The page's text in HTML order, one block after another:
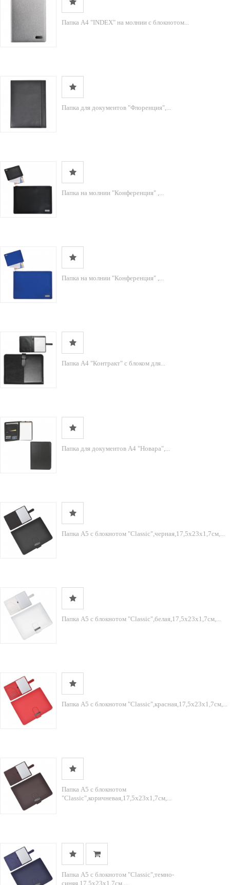
Папка А4 "INDEX" на молнии с блокнотом...
Папка для документов "Флоренция",...
Папка на молнии "Конференция" ,...
Папка на молнии "Конференция" ,...
Папка А4 "Контракт" с блоком для...
Папка для документов А4 "Новара",...
Папка А5 с блокнотом "Classic",черная,17,5х23х1,7см,...
Папка А5 с блокнотом "Classic",белая,17,5х23х1,7см,...
Папка А5 с блокнотом "Classic",красная,17,5х23х1,7см,...
Папка А5 с блокнотом
"Classic",коричневая,17,5х23х1,7см,...
Папка А5 с блокнотом "Classic",темно-
синяя,17,5х23х1,7см,...